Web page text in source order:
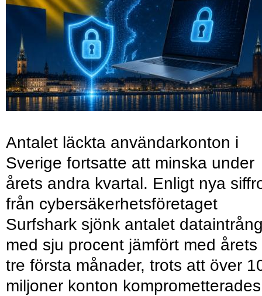
Antalet läckta användarkonton i
Sverige fortsatte att minska under
årets andra kvartal. Enligt nya
från cybersäkerhetsföretaget
Surfshark sjönk antalet
med sju procent jämfört med årets
tre första månader, trots att över
miljoner konton komprometterades